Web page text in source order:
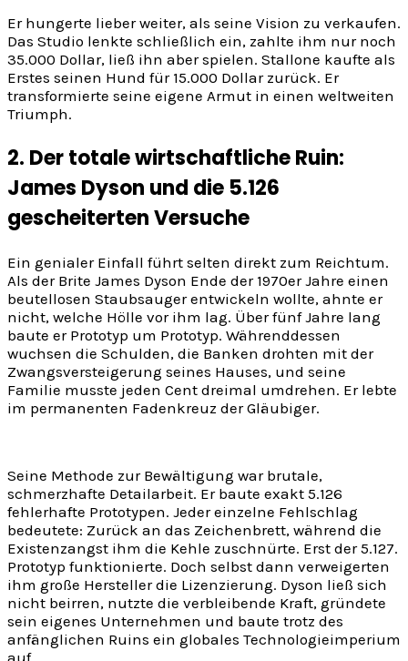
Er hungerte lieber weiter, als seine Vision zu verkaufen.
Das Studio lenkte schließlich ein, zahlte ihm nur noch
35.000 Dollar, ließ ihn aber spielen. Stallone kaufte als
Erstes seinen Hund für 15.000 Dollar zurück. Er
transformierte seine eigene Armut in einen weltweiten
Triumph.
2. Der totale wirtschaftliche Ruin:
James Dyson und die 5.126
gescheiterten Versuche
Ein genialer Einfall führt selten direkt zum Reichtum.
Als der Brite James Dyson Ende der 1970er Jahre einen
beutellosen Staubsauger entwickeln wollte, ahnte er
nicht, welche Hölle vor ihm lag. Über fünf Jahre lang
baute er Prototyp um Prototyp. Währenddessen
wuchsen die Schulden, die Banken drohten mit der
Zwangsversteigerung seines Hauses, und seine
Familie musste jeden Cent dreimal umdrehen. Er lebte
im permanenten Fadenkreuz der Gläubiger.
Seine Methode zur Bewältigung war brutale,
schmerzhafte Detailarbeit. Er baute exakt 5.126
fehlerhafte Prototypen. Jeder einzelne Fehlschlag
bedeutete: Zurück an das Zeichenbrett, während die
Existenzangst ihm die Kehle zuschnürte. Erst der 5.127.
Prototyp funktionierte. Doch selbst dann verweigerten
ihm große Hersteller die Lizenzierung. Dyson ließ sich
nicht beirren, nutzte die verbleibende Kraft, gründete
sein eigenes Unternehmen und baute trotz des
anfänglichen Ruins ein globales Technologieimperium